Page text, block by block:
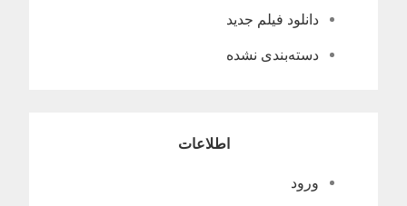
دانلود فیلم جدید
دسته‌بندی نشده
اطلاعات
ورود